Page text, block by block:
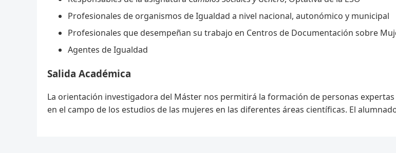
Profesionales de organismos de Igualdad a nivel nacional, autonómico y municipal
Profesionales que desempeñan su trabajo en Centros de Documentación sobre
Agentes de Igualdad
Salida Académica
La orientación investigadora del Máster nos permitirá la formación de personas
en el campo de los estudios de las mujeres en las diferentes áreas científicas. El